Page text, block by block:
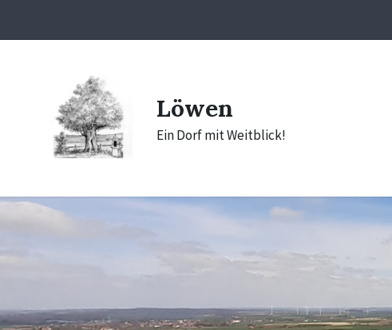
content
main
footer
Löwen
Ein Dorf mit Weitblick!